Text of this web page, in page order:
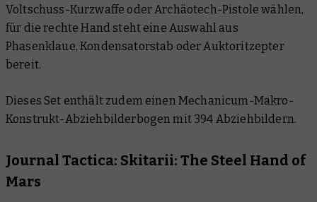
Voltschuss-Kurzwaffe oder Archäotech-Pistole wählen,
für die rechte Hand steht eine Auswahl aus
Phasenklaue, Kondensatorstab oder Auktoritzepter
bereit.
Dieses Set enthält zudem einen Mechanicum-Makro-
Konstrukt-Abziehbilderbogen mit 394 Abziehbildern.
Journal Tactica: Skitarii: The Steel Hand of
Mars